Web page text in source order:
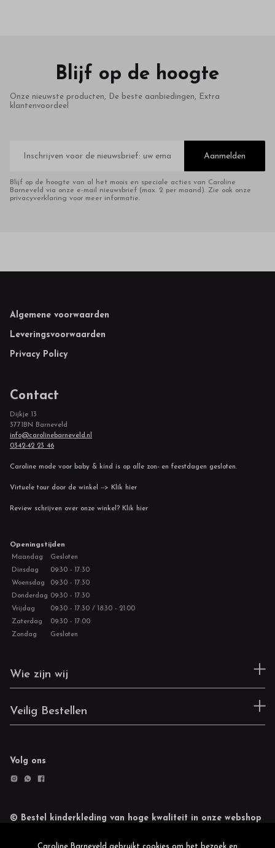
Blijf op de hoogte
Onze nieuwste producten, De beste aanbiedingen, Extra
klantenvoordeel
mailadres
Aanmelden
Blijf op de hoogte van al het moois en speciale acties van Caroline
Barneveld via onze e-mail nieuwsbrief (max. 2 per maand). Zie ook onze
privacyverklaring voor meer informatie.
Footer
Algemene voorwaarden
Leveringsvoorwaarden
Privacy Policy
Contact
Dijkje 13
3771BN Barneveld
info@carolinebarneveld.nl
0342-42 23 46
Caroline mode voor baby & kind is op alle zon- en feestdagen gesloten.
Virtuele tour door de winkel --> Klik hier
Review schrijven over onze winkel? Klik hier
Openingstijden
Maandag
Gesloten
Dinsdag
09:30 - 17:30
Woensdag
09:30 - 17:30
Donderdag 09:30 - 17:30
Vrijdag
09:30 - 17:30 / 18:30 - 21:00
Zaterdag
09:30 - 17:00
Zondag
Gesloten
Wie zijn wij
Veilig Bestellen
Volg ons
© Bestel kinderkleding van hoge kwaliteit in onze webshop